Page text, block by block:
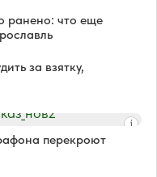
ранено: что еще
за взятку,
перекроют